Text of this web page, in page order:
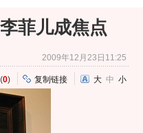
菲儿成焦点
2009年12月23日11:25
(0) 复制链接 大 中 小